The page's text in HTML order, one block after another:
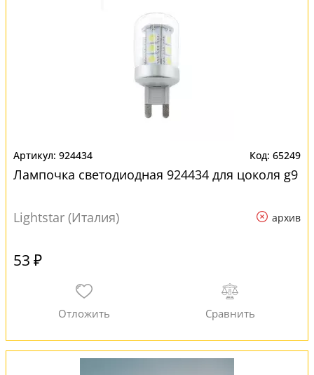
924434 65249
Лампочка светодиодная 924434 для цоколя g9
Lightstar (Италия) архив
53 ₽